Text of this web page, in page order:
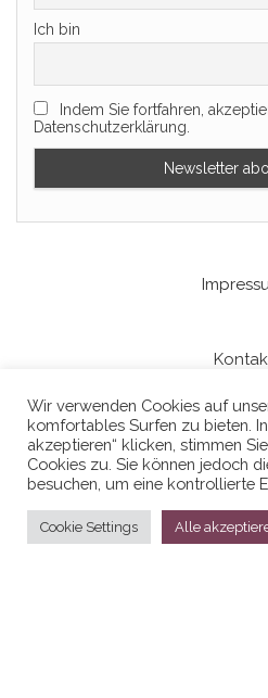
Ich bin
Indem Sie fortfahren,
Datenschutzerklärung.
Stolz präsentiert von
Wir verwenden Cookies auf
komfortables Surfen zu bieten.
akzeptieren“ klicken, stimmen
Cookies zu. Sie können jedoch
besuchen, um eine kontrollierte
Cookie Settings Alle